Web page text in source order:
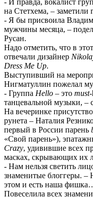
на Стетхема, – заметили
- Я бы присвоила
мужчины месяца, –
Русан.
Надо отметить, что в
отвечали дизайнер
Dress Me Up.
Выступивший на
Нигматуллин пожелал
- Группа Hello – это must
танцевальной музыки, –
На вечеринке
рунета – Наталия
первый в России парень
«Свой парень»),
Crazy, удивившие всех
масках, скрывающих их
- Нам нельзя светить
знаменитые блоггеры. –
этом и есть наша
Повеселила всех